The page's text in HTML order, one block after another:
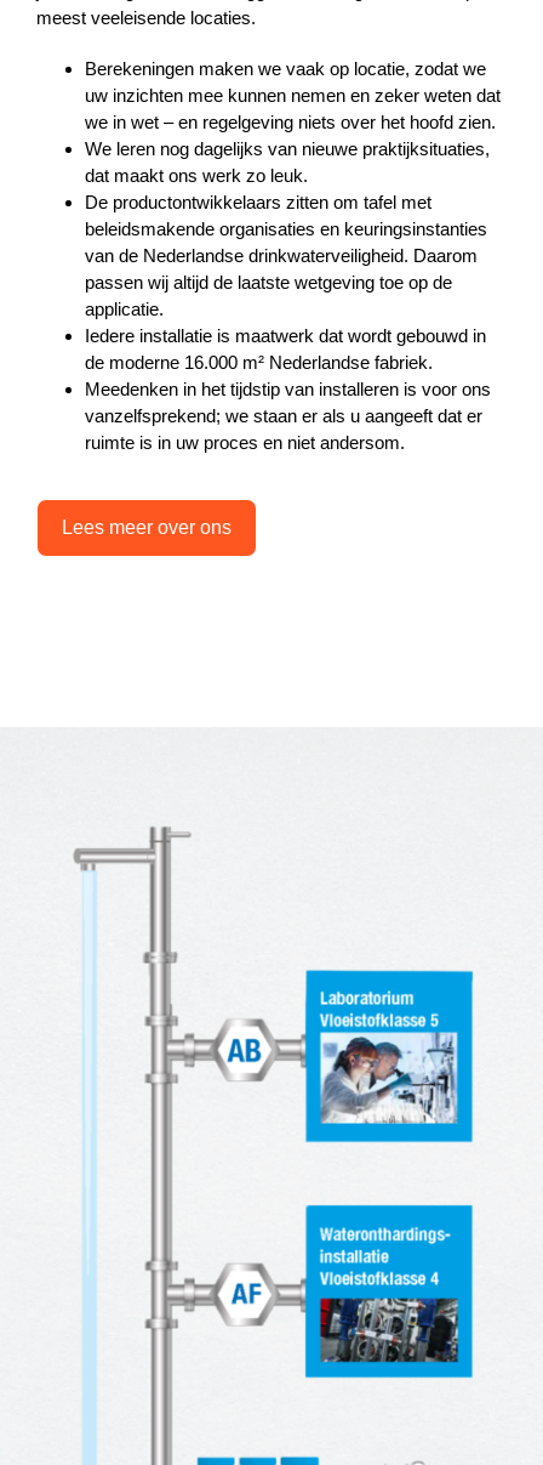
meest veeleisende locaties.
Berekeningen maken we vaak op locatie, zodat we
uw inzichten mee kunnen nemen en zeker weten dat
we in wet – en regelgeving niets over het hoofd zien.
We leren nog dagelijks van nieuwe praktijksituaties,
dat maakt ons werk zo leuk.
De productontwikkelaars zitten om tafel met
beleidsmakende organisaties en keuringsinstanties
van de Nederlandse drinkwaterveiligheid. Daarom
passen wij altijd de laatste wetgeving toe op de
applicatie.
Iedere installatie is maatwerk dat wordt gebouwd in
de moderne 16.000 m² Nederlandse fabriek.
Meedenken in het tijdstip van installeren is voor ons
vanzelfsprekend; we staan er als u aangeeft dat er
ruimte is in uw proces en niet andersom.
Lees meer over ons